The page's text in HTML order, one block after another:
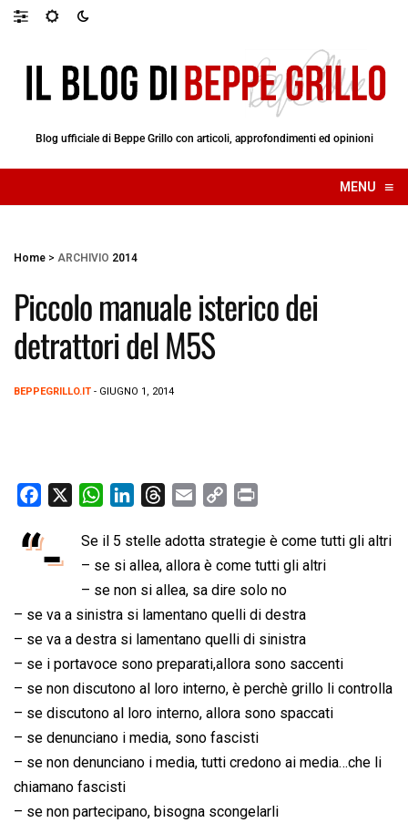
Blog ufficiale di Beppe Grillo con articoli, approfondimenti ed opinioni
MENU ≡
☰
Home > ARCHIVIO 2014
Piccolo manuale isterico dei
detrattori del M5S
BEPPEGRILLO.IT - GIUGNO 1, 2014
c
e
o
o
k
W
a
t
s
A
p
p
n
k
e
d
I
n
r
e
a
d
s
a
i
l
p
y
L
i
n
k
i
n
t
“-
Se il 5 stelle adotta strategie è come tutti gli altri
– se si allea, allora è come tutti gli altri
– se non si allea, sa dire solo no
– se va a sinistra si lamentano quelli di destra
– se va a destra si lamentano quelli di sinistra
– se i portavoce sono preparati,allora sono saccenti
– se non discutono al loro interno, è perchè grillo li controlla
– se discutono al loro interno, allora sono spaccati
– se denunciano i media, sono fascisti
– se non denunciano i media, tutti credono ai media…che li
chiamano fascisti
– se non partecipano, bisogna scongelarli